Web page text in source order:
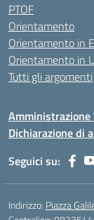
PTOF
Orientamento
Orientamento in
Orientamento in
Tutti gli argomenti
Amministrazione
Dichiarazione di
Seguici su:
Indirizzo: Piazza